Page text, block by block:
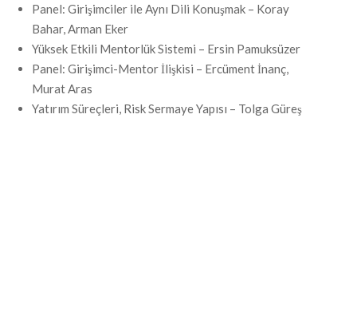
Panel: Girişimciler ile Aynı Dili Konuşmak – Koray
Bahar, Arman Eker
Yüksek Etkili Mentorlük Sistemi – Ersin Pamuksüzer
Panel: Girişimci-Mentor İlişkisi – Ercüment İnanç,
Murat Aras
Yatırım Süreçleri, Risk Sermaye Yapısı – Tolga Güreş